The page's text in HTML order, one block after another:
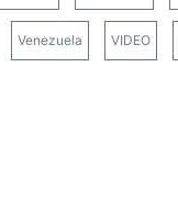
Venezuela VIDEO